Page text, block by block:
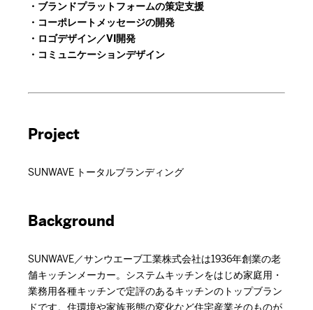
・ブランドプラットフォームの策定支援
・コーポレートメッセージの開発
・ロゴデザイン／VI開発
・コミュニケーションデザイン
Project
SUNWAVE トータルブランディング
Background
SUNWAVE／サンウエーブ工業株式会社は1936年創業の老
舗キッチンメーカー。システムキッチンをはじめ家庭用・
業務用各種キッチンで定評のあるキッチンのトップブラン
ドです。住環境や家族形態の変化など住宅産業そのものが